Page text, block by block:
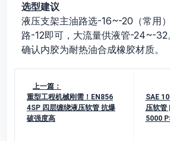
选型建议
液压支架主油路选-16~-20（常用
路-12即可，大流量供液管-24~-
确认内胶为耐热油合成橡胶材质。
上一篇：
重型工程机械刚需！EN856
4SP 四层缠绕液压软管 抗爆
破强度高
SAE
压软管
5000